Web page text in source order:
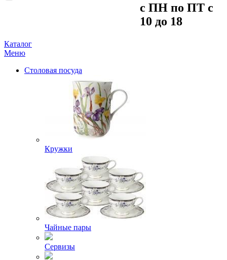
c ПH пo ПT c
10 до 18
Каталог
Меню
Столовая посуда
Кружки
Чайные пары
Сервизы